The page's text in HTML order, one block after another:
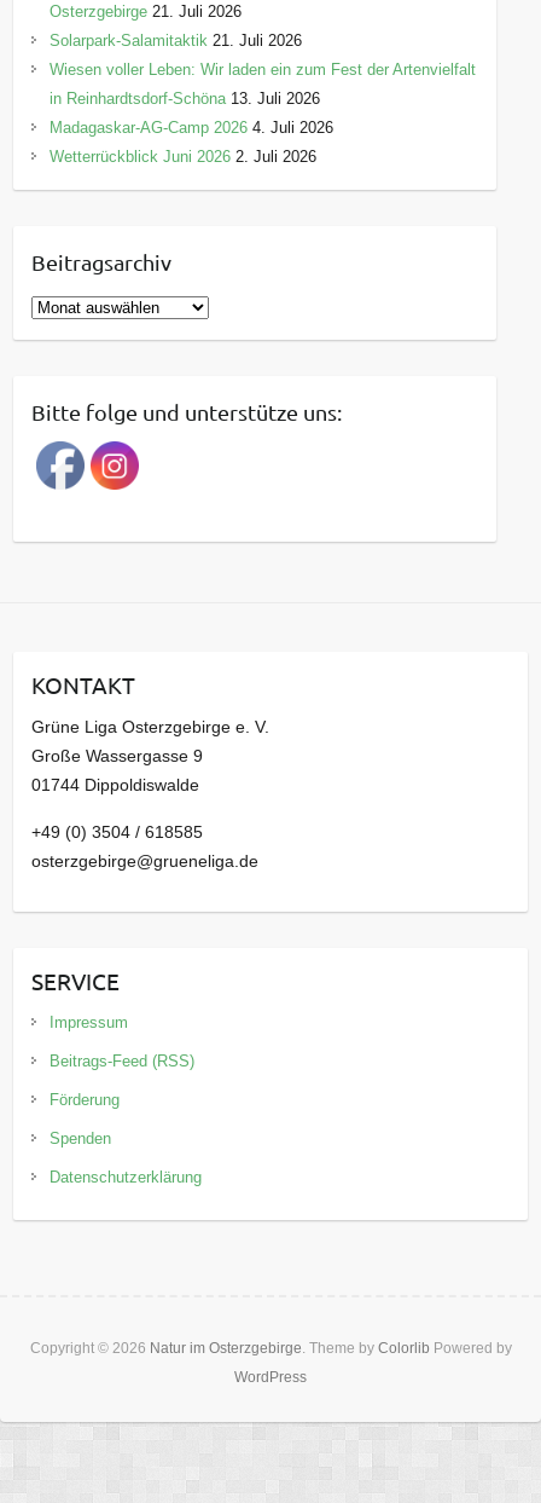
Osterzgebirge 21. Juli 2026
Solarpark-Salamitaktik 21. Juli 2026
Wiesen voller Leben: Wir laden ein zum Fest der Artenvielfalt
in Reinhardtsdorf-Schöna 13. Juli 2026
Madagaskar-AG-Camp 2026 4. Juli 2026
Wetterrückblick Juni 2026 2. Juli 2026
Beitragsarchiv
B
e
r
a
g
a
v
Bitte folge und unterstütze uns:
KONTAKT
Grüne Liga Osterzgebirge e. V.
Große Wassergasse 9
01744 Dippoldiswalde
+49 (0) 3504 / 618585
osterzgebirge@grueneliga.de
SERVICE
Impressum
Beitrags-Feed (RSS)
Förderung
Spenden
Datenschutzerklärung
Copyright © 2026 Natur im Osterzgebirge . Theme by Colorlib Powered by
WordPress